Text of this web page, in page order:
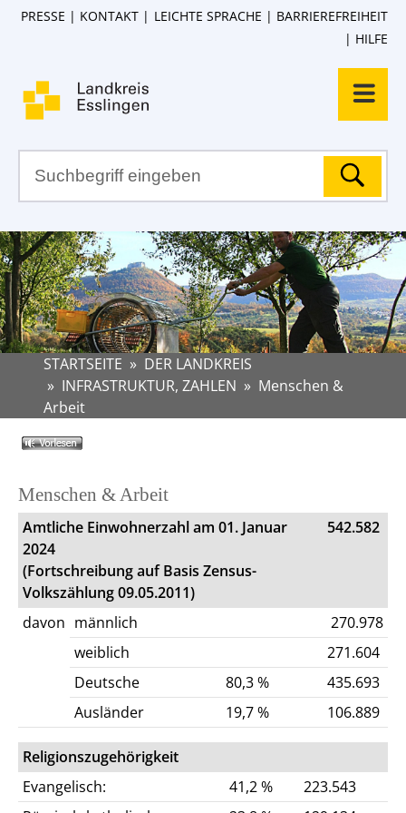
PRESSE KONTAKT LEICHTE SPRACHE
BARRIEREFREIHEIT
HILFE
STARTSEITE » DER LANDKREIS
» INFRASTRUKTUR, ZAHLEN » Menschen &
Arbeit
Menschen & Arbeit
Amtliche Einwohnerzahl am 01. Januar
2024
(Fortschreibung auf Basis Zensus-
Volkszählung 09.05.2011)
542.582
davon männlich
270.978
weiblich
271.604
Deutsche
80,3 %
435.693
Ausländer
19,7 % 106.889
Religionszugehörigkeit
Evangelisch:
41,2 %
223.543